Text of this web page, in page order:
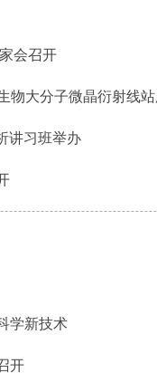
会召开
物大分子微晶衍射线
讲习班举办
学新技术
开